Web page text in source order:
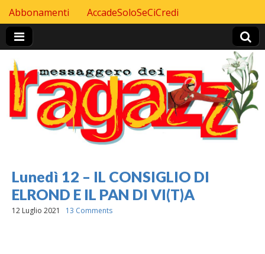
Header Top menu
Skip to content
Abbonamenti AccadeSoloSeCiCredi
Lunedì 12 – IL CONSIGLIO DI
ELROND E IL PAN DI VI(T)A
12 Luglio 2021 13 Comments